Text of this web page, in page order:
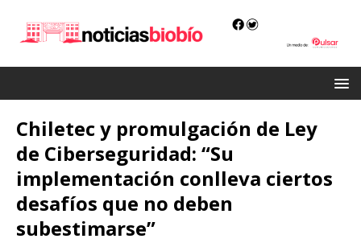
Chiletec y promulgación de Ley
de Ciberseguridad: “Su
implementación conlleva ciertos
desafíos que no deben
subestimarse”